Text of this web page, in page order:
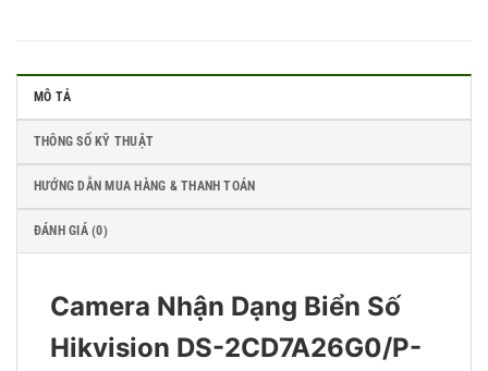
MÔ TẢ
THÔNG SỐ KỸ THUẬT
HƯỚNG DẪN MUA HÀNG & THANH TOÁN
ĐÁNH GIÁ (0)
Camera Nhận Dạng Biển Số
Hikvision DS-2CD7A26G0/P-